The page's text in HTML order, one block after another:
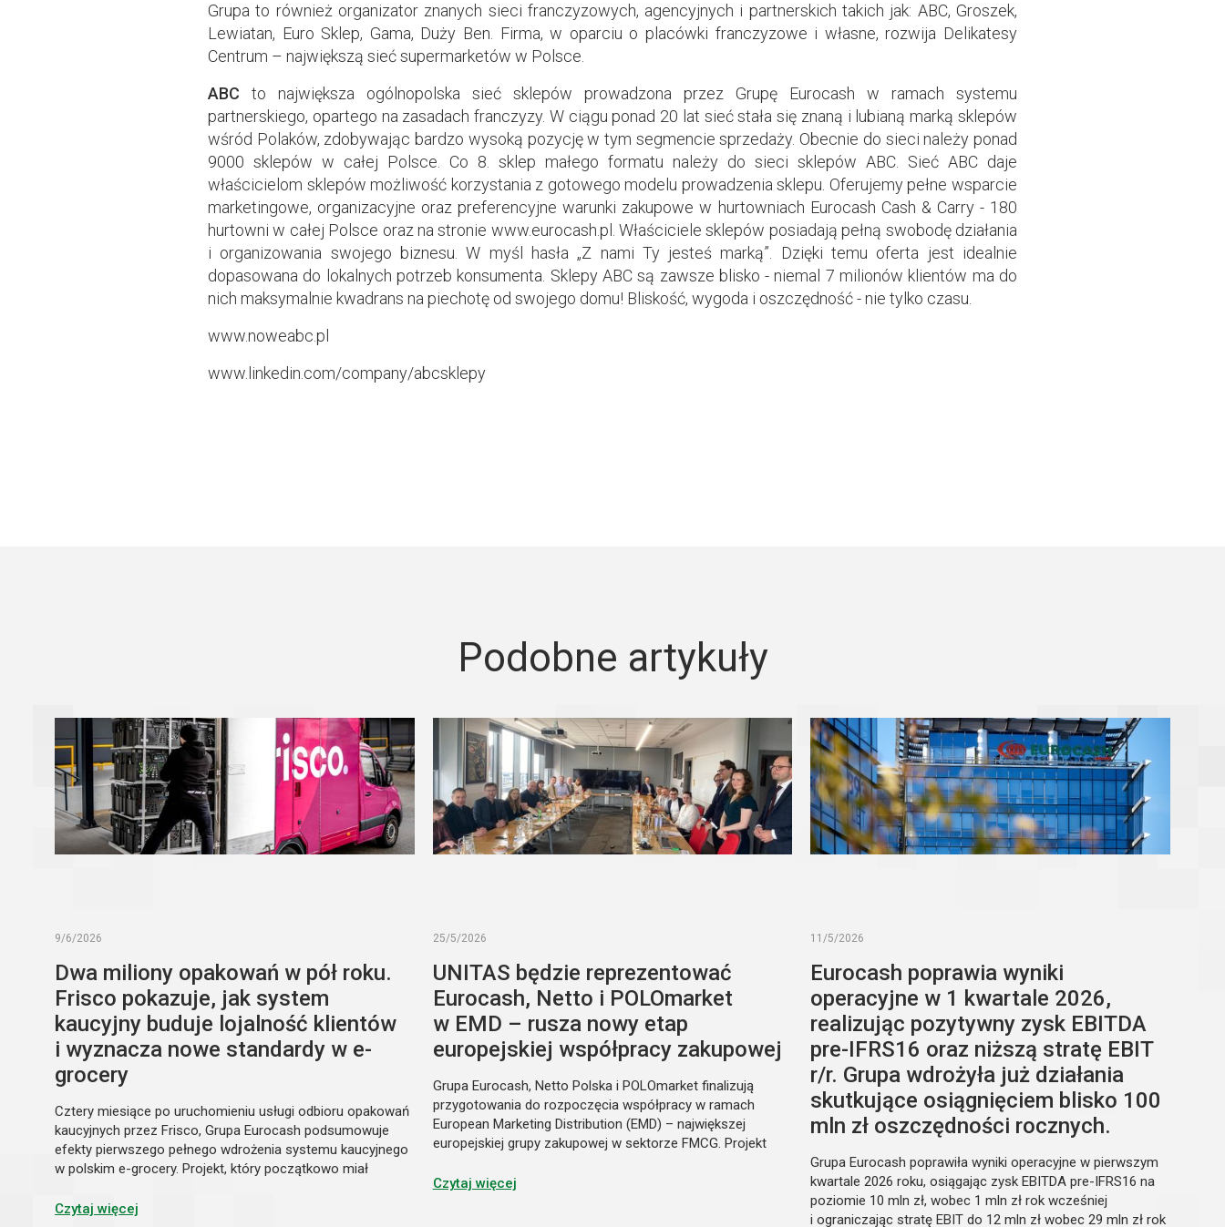
Grupa to również organizator znanych sieci franczyzowych, agencyjnych i partnerskich takich jak: ABC, Groszek,
Lewiatan, Euro Sklep, Gama, Duży Ben. Firma, w oparciu o placówki franczyzowe i własne, rozwija Delikatesy
Centrum – największą sieć supermarketów w Polsce.
ABC to największa ogólnopolska sieć sklepów prowadzona przez Grupę Eurocash w ramach systemu
partnerskiego, opartego na zasadach franczyzy. W ciągu ponad 20 lat sieć stała się znaną i lubianą marką sklepów
wśród Polaków, zdobywając bardzo wysoką pozycję w tym segmencie sprzedaży. Obecnie do sieci należy ponad
9000 sklepów w całej Polsce. Co 8. sklep małego formatu należy do sieci sklepów ABC. Sieć ABC daje
właścicielom sklepów możliwość korzystania z gotowego modelu prowadzenia sklepu. Oferujemy pełne wsparcie
marketingowe, organizacyjne oraz preferencyjne warunki zakupowe w hurtowniach Eurocash Cash & Carry - 180
hurtowni w całej Polsce oraz na stronie www.eurocash.pl. Właściciele sklepów posiadają pełną swobodę działania
i organizowania swojego biznesu. W myśl hasła „Z nami Ty jesteś marką”. Dzięki temu oferta jest idealnie
dopasowana do lokalnych potrzeb konsumenta. Sklepy ABC są zawsze blisko - niemal 7 milionów klientów ma do
nich maksymalnie kwadrans na piechotę od swojego domu! Bliskość, wygoda i oszczędność - nie tylko czasu.
www.noweabc.pl
www.linkedin.com/company/abcsklepy
Podobne artykuły
9/6/2026
Dwa miliony opakowań w pół roku.
Frisco pokazuje, jak system
kaucyjny buduje lojalność klientów
i wyznacza nowe standardy w e-
grocery
Cztery miesiące po uruchomieniu usługi odbioru opakowań
kaucyjnych przez Frisco, Grupa Eurocash podsumowuje
efekty pierwszego pełnego wdrożenia systemu kaucyjnego
w polskim e-grocery. Projekt, który początkowo miał
się jednocześnie istotnym elementem budowania lojalności
Czytaj więcej
25/5/2026
UNITAS będzie reprezentować
Eurocash, Netto i POLOmarket
w EMD – rusza nowy etap
europejskiej współpracy zakupowej
Grupa Eurocash, Netto Polska i POLOmarket finalizują
przygotowania do rozpoczęcia współpracy w ramach
European Marketing Distribution (EMD) – największej
europejskiej grupy zakupowej w sektorze FMCG. Projekt
UNITAS sp. z o.o., na której utworzenie podmioty otrzymały
Czytaj więcej
11/5/2026
Eurocash poprawia wyniki
operacyjne w 1 kwartale 2026,
realizując pozytywny zysk EBITDA
pre-IFRS16 oraz niższą stratę EBIT
r/r. Grupa wdrożyła już działania
skutkujące osiągnięciem blisko 100
mln zł oszczędności rocznych.
Grupa Eurocash poprawiła wyniki operacyjne w pierwszym
kwartale 2026 roku, osiągając zysk EBITDA pre-IFRS16 na
poziomie 10 mln zł, wobec 1 mln zł rok wcześniej
i ograniczając stratę EBIT do 12 mln zł wobec 29 mln zł rok